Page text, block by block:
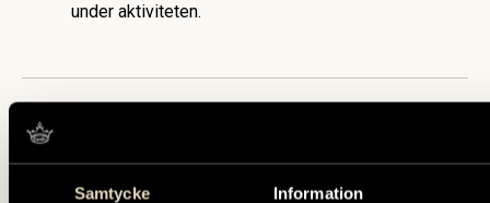
Samtycke Information
under aktiviteten.
fredag 28 augusti